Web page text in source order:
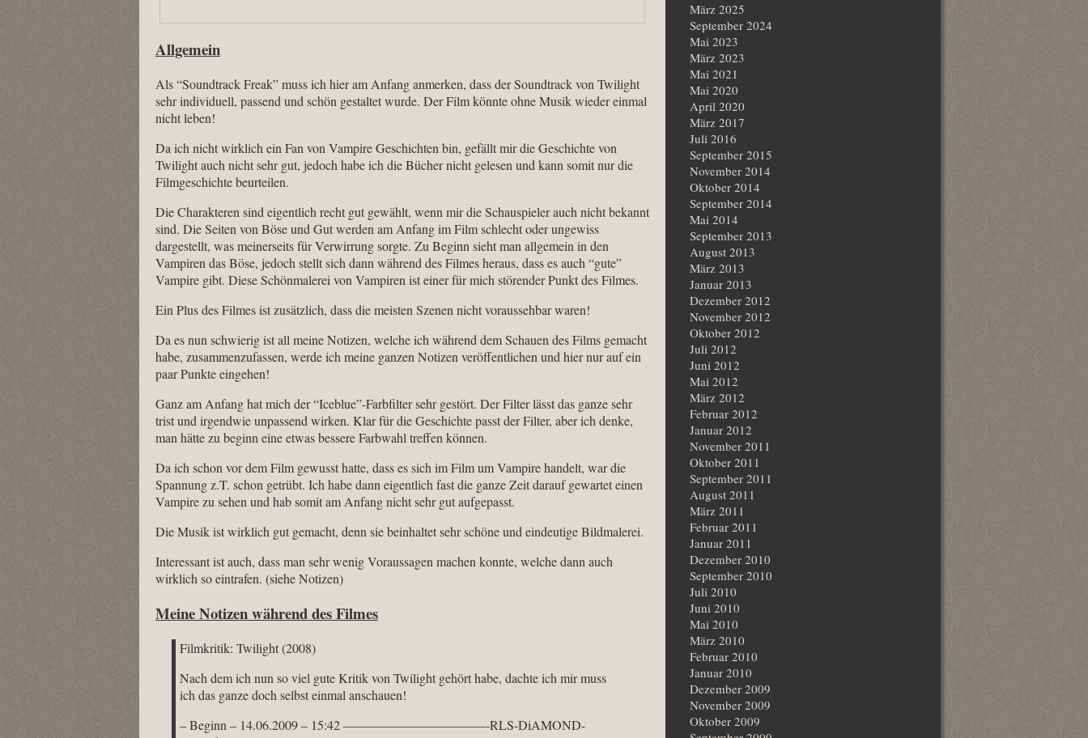
Allgemein
Als “Soundtrack Freak” muss ich hier am Anfang anmerken, dass der Soundtrack von Twilight
sehr individuell, passend und schön gestaltet wurde. Der Film könnte ohne Musik wieder einmal
nicht leben!
Da ich nicht wirklich ein Fan von Vampire Geschichten bin, gefällt mir die Geschichte von
Twilight auch nicht sehr gut, jedoch habe ich die Bücher nicht gelesen und kann somit nur die
Filmgeschichte beurteilen.
Die Charakteren sind eigentlich recht gut gewählt, wenn mir die Schauspieler auch nicht bekannt
sind. Die Seiten von Böse und Gut werden am Anfang im Film schlecht oder ungewiss
dargestellt, was meinerseits für Verwirrung sorgte. Zu Beginn sieht man allgemein in den
Vampiren das Böse, jedoch stellt sich dann während des Filmes heraus, dass es auch “gute”
Vampire gibt. Diese Schönmalerei von Vampiren ist einer für mich störender Punkt des Filmes.
Ein Plus des Filmes ist zusätzlich, dass die meisten Szenen nicht voraussehbar waren!
Da es nun schwierig ist all meine Notizen, welche ich während dem Schauen des Films gemacht
habe, zusammenzufassen, werde ich meine ganzen Notizen veröffentlichen und hier nur auf ein
paar Punkte eingehen!
Ganz am Anfang hat mich der “Iceblue”-Farbfilter sehr gestört. Der Filter lässt das ganze sehr
trist und irgendwie unpassend wirken. Klar für die Geschichte passt der Filter, aber ich denke,
man hätte zu beginn eine etwas bessere Farbwahl treffen können.
Da ich schon vor dem Film gewusst hatte, dass es sich im Film um Vampire handelt, war die
Spannung z.T. schon getrübt. Ich habe dann eigentlich fast die ganze Zeit darauf gewartet einen
Vampire zu sehen und hab somit am Anfang nicht sehr gut aufgepasst.
Die Musik ist wirklich gut gemacht, denn sie beinhaltet sehr schöne und eindeutige Bildmalerei.
Interessant ist auch, dass man sehr wenig Voraussagen machen konnte, welche dann auch
wirklich so eintrafen. (siehe Notizen)
Meine Notizen während des Filmes
Filmkritik: Twilight (2008)
Nach dem ich nun so viel gute Kritik von Twilight gehört habe, dachte ich mir muss
ich das ganze doch selbst einmal anschauen!
– Beginn – 14.06.2009 – 15:42 ———————————-RLS-DiAMOND-
März 2025
September 2024
Mai 2023
März 2023
Mai 2021
Mai 2020
April 2020
März 2017
Juli 2016
September 2015
November 2014
Oktober 2014
September 2014
Mai 2014
September 2013
August 2013
März 2013
Januar 2013
Dezember 2012
November 2012
Oktober 2012
Juli 2012
Juni 2012
Mai 2012
März 2012
Februar 2012
Januar 2012
November 2011
Oktober 2011
September 2011
August 2011
März 2011
Februar 2011
Januar 2011
Dezember 2010
September 2010
Juli 2010
Juni 2010
Mai 2010
März 2010
Februar 2010
Januar 2010
Dezember 2009
November 2009
Oktober 2009